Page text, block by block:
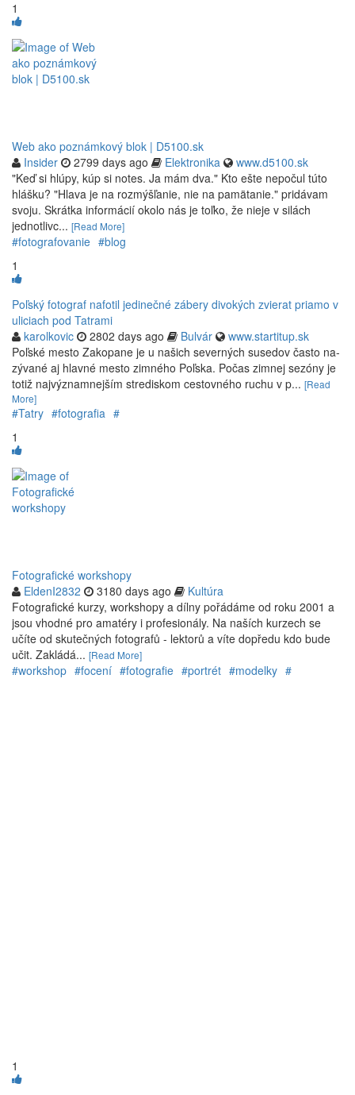
1
Web ako poznámkový blok | D5100.sk
Insider
2799 days ago Elektronika
www.d5100.sk
"Keď si hlúpy, kúp si notes. Ja mám dva." Kto ešte nepočul túto
hlášku? "Hlava je na rozmýšľanie, nie na pamätanie." pridávam
svoju. Skrátka informácií okolo nás je toľko, že nieje v silách
jednotlivc... [Read More]
#fotografovanie #blog
1
Poľský fotograf nafotil jedinečné zábery divokých zvierat priamo v
uliciach pod Tatrami
karolkovic
2802 days ago Bulvár
www.startitup.sk
Poľ­ské mesto Za­ko­pane je u na­šich se­ver­ných su­se­dov často na­
zý­vané aj hlavné mesto zim­ného Poľ­ska. Po­čas zim­nej se­zóny je
to­tiž naj­výz­nam­nej­ším stre­dis­kom ces­tov­ného ru­chu v p... [Read
More]
#Tatry #fotografia #
1
Fotografické workshopy
EldenI2832
3180 days ago
Kultúra
Fotografické kurzy, workshopy a dílny pořádáme od roku 2001 a
jsou vhodné pro amatéry i profesionály. Na naších kurzech se
učíte od skutečných fotografů - lektorů a víte dopředu kdo bude
učit. Zakládá... [Read More]
#workshop #focení #fotografie #portrét #modelky #
1